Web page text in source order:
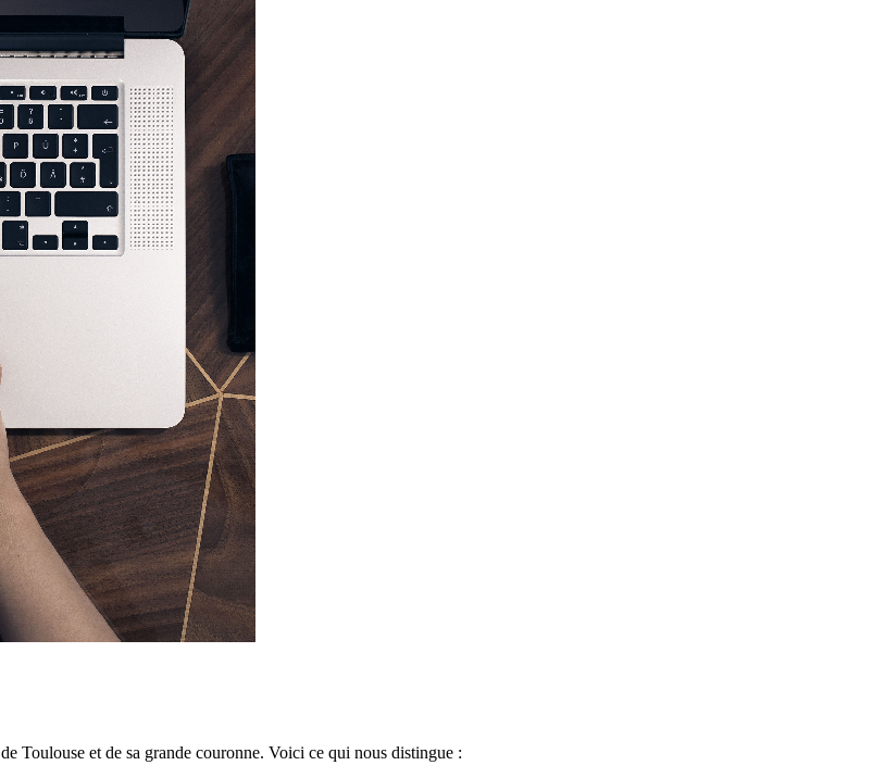
de Toulouse et de sa grande couronne. Voici ce qui nous distingue :